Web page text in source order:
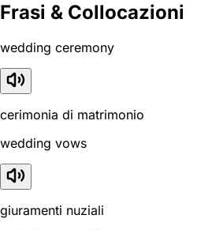
Frasi & Collocazioni
wedding ceremony
cerimonia di matrimonio
wedding vows
giuramenti nuziali